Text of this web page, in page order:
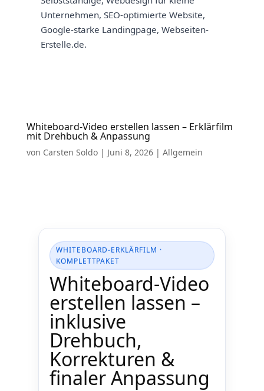
Unternehmen, SEO-optimierte Website,
Google-starke Landingpage, Webseiten-
Erstelle.de.
Whiteboard-Video erstellen lassen – Erklärfilm
mit Drehbuch & Anpassung
von Carsten Soldo| Juni 8, 2026| Allgemein
WHITEBOARD-ERKLÄRFILM ·
KOMPLETTPAKET
Whiteboard-Video
erstellen lassen –
inklusive
Drehbuch,
Korrekturen &
finaler Anpassung